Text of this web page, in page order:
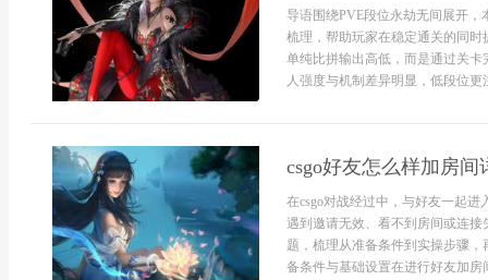
导语围绕PVE段位永劫无间展开
梳理，帮助玩家在稳定通关的同
单纯比拼输出高低，而是通过关
人强度与机制差异明显，低段位更
csgo好友怎么样加房间
在csgo对战经过中，与好友一起
遇到邀请无效、看不到房间或连
题，梳理从准备条件到实操步骤
备条件与基础设置在进行好友加